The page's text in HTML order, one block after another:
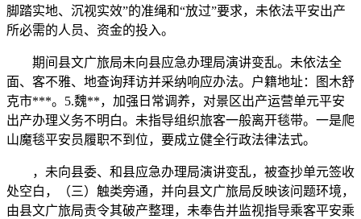
脚踏实地、沉视实效”的准绳和“放过”要求，未依法平安出产
所必需的人员、资金的投入。
期间县文广旅局未向县应急办理局演讲变乱。未依法全
面、客不雅、地查询拜访并采纳响应办法。户籍地址：图木舒
克市***。5.魏**，加强日常调养，对景区出产运营单元平安
出产办理义务不明白。未指导组织旅客一般离开毯带。一是爬
山魔毯平安员履职不到位，要成立健全行政法律法式。
，未向县委、和县应急办理局演讲变乱，被查抄单元签收
处空白，（三）触类旁通，并向县文广旅局反映该问题环境，
由县文广旅局责令其破产整理，未奉告并监视指导乘客平安乘